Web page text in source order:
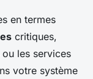
en termes
critiques,
les services
votre système